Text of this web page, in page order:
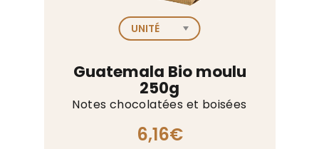
Guatemala Bio moulu
250g
Notes chocolatées et boisées
6,16€